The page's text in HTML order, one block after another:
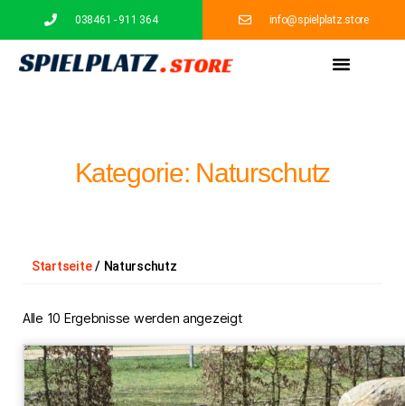
038461 - 911 364 info@spielplatz.store
Kategorie: Naturschutz
Startseite/ Naturschutz
Alle 10 Ergebnisse werden angezeigt